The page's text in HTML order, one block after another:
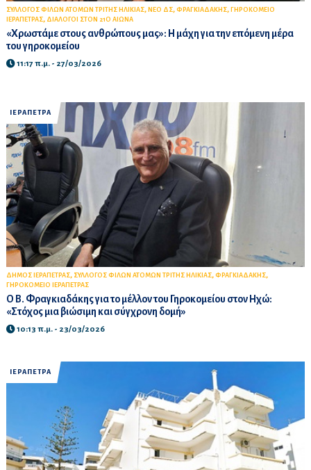
ΣΥΛΛΟΓΟΣ ΦΙΛΩΝ ΑΤΟΜΩΝ ΤΡΙΤΗΣ ΗΛΙΚΙΑΣ, ΝΕΟ ΔΣ, ΦΡΑΓΚΙΑΔΑΚΗΣ, ΓΗΡΟΚΟΜΕΙΟ
ΙΕΡΑΠΕΤΡΑΣ, ΔΙΑΛΟΓΟΙ ΣΤΟΝ 21Ο ΑΙΩΝΑ
«Χρωστάμε στους ανθρώπους μας»: Η μάχη για την επόμενη μέρα
του γηροκομείου
11:17 π.μ. - 27/03/2026
ΙΕΡΑΠΕΤΡΑ
ΔΗΜΟΣ ΙΕΡΑΠΕΤΡΑΣ, ΣΥΛΛΟΓΟΣ ΦΙΛΩΝ ΑΤΟΜΩΝ ΤΡΙΤΗΣ ΗΛΙΚΙΑΣ, ΦΡΑΓΚΙΑΔΑΚΗΣ,
ΓΗΡΟΚΟΜΕΙΟ ΙΕΡΑΠΕΤΡΑΣ
Ο Β. Φραγκιαδάκης για το μέλλον του Γηροκομείου στον Ηχώ:
«Στόχος μια βιώσιμη και σύγχρονη δομή»
10:13 π.μ. - 23/03/2026
ΙΕΡΑΠΕΤΡΑ